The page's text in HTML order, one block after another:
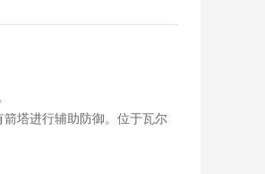
塔进行辅助防御。位于瓦尔